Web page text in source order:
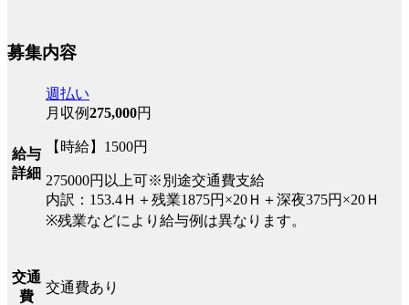
募集内容
給与
詳細
週払い
月収例275,000円
【時給】1500円
275000円以上可※別途交通費支給
内訳：153.4Ｈ＋残業1875円×20Ｈ＋深夜375円×20Ｈ
※残業などにより給与例は異なります。
交通
費
交通費あり